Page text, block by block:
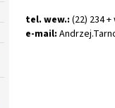
tel. wew.: (22) 234
e-mail: Andrzej.